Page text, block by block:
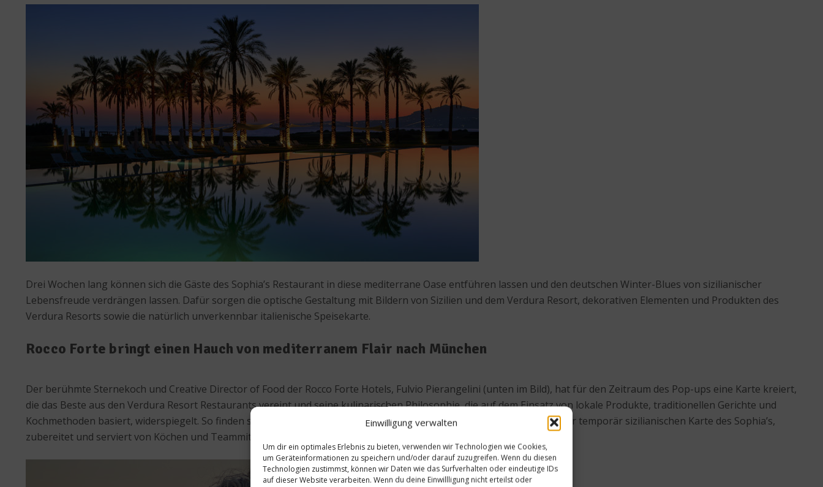
Einwilligung verwalten
Um dir ein optimales Erlebnis zu bieten, verwenden wir Technologien wie Cookies,
um Geräteinformationen zu speichern und/oder darauf zuzugreifen. Wenn du diesen
Technologien zustimmst, können wir Daten wie das Surfverhalten oder eindeutige IDs
auf dieser Website verarbeiten. Wenn du deine Einwillligung nicht erteilst oder
Drei Wochen lang können sich die Gäste des Sophia’s Restaurant in diese mediterrane Oase entführen lassen und den deutschen Winter-Blues von sizilianischer
Lebensfreude verdrängen lassen. Dafür sorgen die optische Gestaltung mit Bildern von Sizilien und dem Verdura Resort, dekorativen Elementen und Produkten des
Verdura Resorts sowie die natürlich unverkennbar italienische Speisekarte.
Rocco Forte bringt einen Hauch von mediterranem Flair nach München
Der berühmte Sternekoch und Creative Director of Food der Rocco Forte Hotels, Fulvio Pierangelini (unten im Bild), hat für den Zeitraum des Pop-ups eine Karte kreiert,
die das Beste aus den Verdura Resort Restaurants vereint und seine kulinarischen Philosophie, die auf dem Einsatz von lokale Produkte, traditionellen Gerichte und
Kochmethoden basiert, widerspiegelt. So finden sich italienische Klassiker und Spezialitäten des Verdura Resorts auf der temporär sizilianischen Karte des Sophia’s,
zubereitet und serviert von Köchen und Teammitgliedern des italienischen Rocco Forte Resorts.